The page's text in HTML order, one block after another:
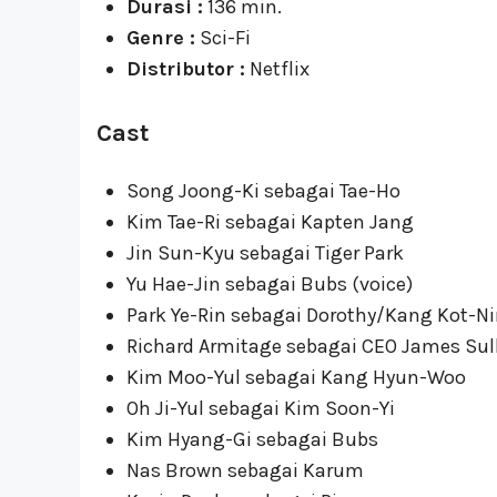
Durasi : 136 min.
Genre : Sci-Fi
Distributor : Netflix
Cast
Song Joong-Ki sebagai Tae-Ho
Kim Tae-Ri sebagai Kapten Jang
Jin Sun-Kyu sebagai Tiger Park
Yu Hae-Jin sebagai Bubs (voice)
Park Ye-Rin sebagai Dorothy/Kang Kot-
Richard Armitage sebagai CEO James
Kim Moo-Yul sebagai Kang Hyun-Woo
Oh Ji-Yul sebagai Kim Soon-Yi
Kim Hyang-Gi sebagai Bubs
Nas Brown sebagai Karum